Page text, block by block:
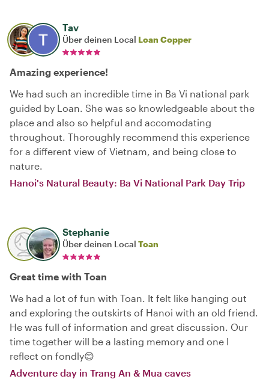
Tav
Über deinen Local Loan Copper
Amazing experience!
We had such an incredible time in Ba Vi national park
guided by Loan. She was so knowledgeable about the
place and also so helpful and accomodating
throughout. Thoroughly recommend this experience
for a different view of Vietnam, and being close to
nature.
Hanoi's Natural Beauty: Ba Vi National Park Day Trip
Stephanie
Über deinen Local Toan
Great time with Toan
We had a lot of fun with Toan. It felt like hanging out
and exploring the outskirts of Hanoi with an old friend.
He was full of information and great discussion. Our
time together will be a lasting memory and one I
reflect on fondly😊
Adventure day in Trang An & Mua caves